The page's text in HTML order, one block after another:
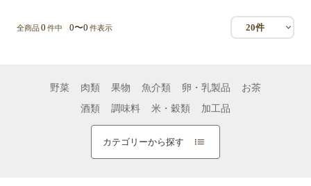
全商品0 件中 0〜0 件表示 20件
野菜 肉類 果物 魚介類 卵・乳製品
お茶
酒類
調味料 米・穀類 加工品
カテゴリーから探す